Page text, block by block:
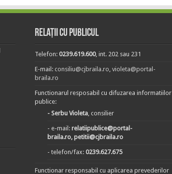
Relații cu publicul
Telefon:0239.619.600, int. 202 sau 231
E-mail:consiliu@cjbraila.ro,violeta@portal-
braila.ro
Functionarul resposabil cu difuzarea informatiilor
publice:
- Serbu Violeta, consilier
- e-mail:relatiipublice@portal-
braila.ro, petitii@cjbraila.ro
- telefon/fax:0239.627.675
Functionar responsabil cu aplicarea prevederilor